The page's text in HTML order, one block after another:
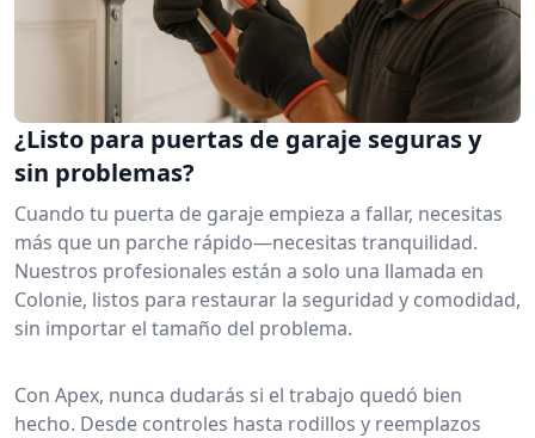
¿Listo para puertas de garaje seguras y
sin problemas?
Cuando tu puerta de garaje empieza a fallar, necesitas
más que un parche rápido—necesitas tranquilidad.
Nuestros profesionales están a solo una llamada en
Colonie, listos para restaurar la seguridad y comodidad,
sin importar el tamaño del problema.
Con Apex, nunca dudarás si el trabajo quedó bien
hecho. Desde controles hasta rodillos y reemplazos